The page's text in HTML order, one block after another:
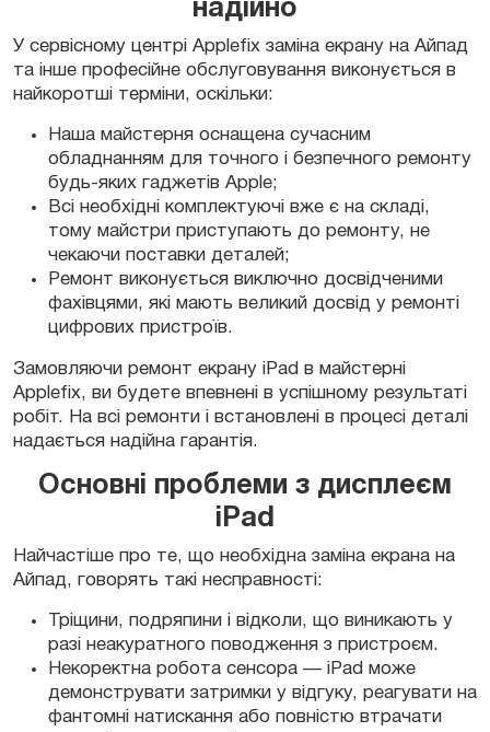
Замовити
надійно
У сервісному центрі Applefix заміна екрану на Айпад
та інше професійне обслуговування виконується в
найкоротші терміни, оскільки:
Наша майстерня оснащена сучасним
обладнанням для точного і безпечного ремонту
будь-яких гаджетів Apple;
Всі необхідні комплектуючі вже є на складі,
тому майстри приступають до ремонту, не
чекаючи поставки деталей;
Ремонт виконується виключно досвідченими
фахівцями, які мають великий досвід у ремонті
цифрових пристроїв.
Замовляючи ремонт екрану iPad в майстерні
Applefix, ви будете впевнені в успішному результаті
робіт. На всі ремонти і встановлені в процесі деталі
надається надійна гарантія.
Основні проблеми з дисплеєм
iPad
Найчастіше про те, що необхідна заміна екрана на
Айпад, говорять такі несправності:
Тріщини, подряпини і відколи, що виникають у
разі неакуратного поводження з пристроєм.
Некоректна робота сенсора — iPad може
демонструвати затримки у відгуку, реагувати на
фантомні натискання або повністю втрачати